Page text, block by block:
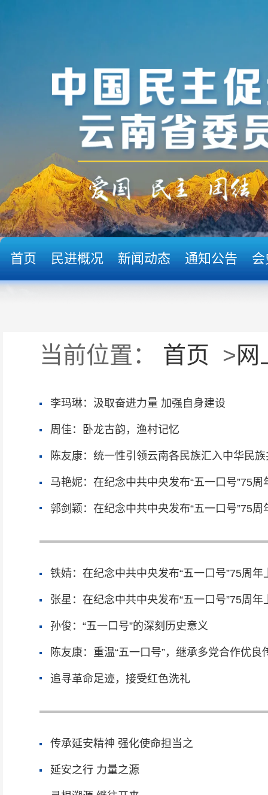
首页 民进概况 新闻动态 通知公告 会
当前位置： 首页 >网
李玛琳：汲取奋进力量 加强自身建设
周佳：卧龙古韵，渔村记忆
陈友康：统一性引领云南各民族汇入中华民
马艳妮：在纪念中共中央发布“五一口号”75周
郭剑颖：在纪念中共中央发布“五一口号”75周
铁婧：在纪念中共中央发布“五一口号”75周年
张星：在纪念中共中央发布“五一口号”75周年
孙俊：“五一口号”的深刻历史意义
陈友康：重温“五一口号”，继承多党合作优
追寻革命足迹，接受红色洗礼
传承延安精神 强化使命担当之
延安之行 力量之源